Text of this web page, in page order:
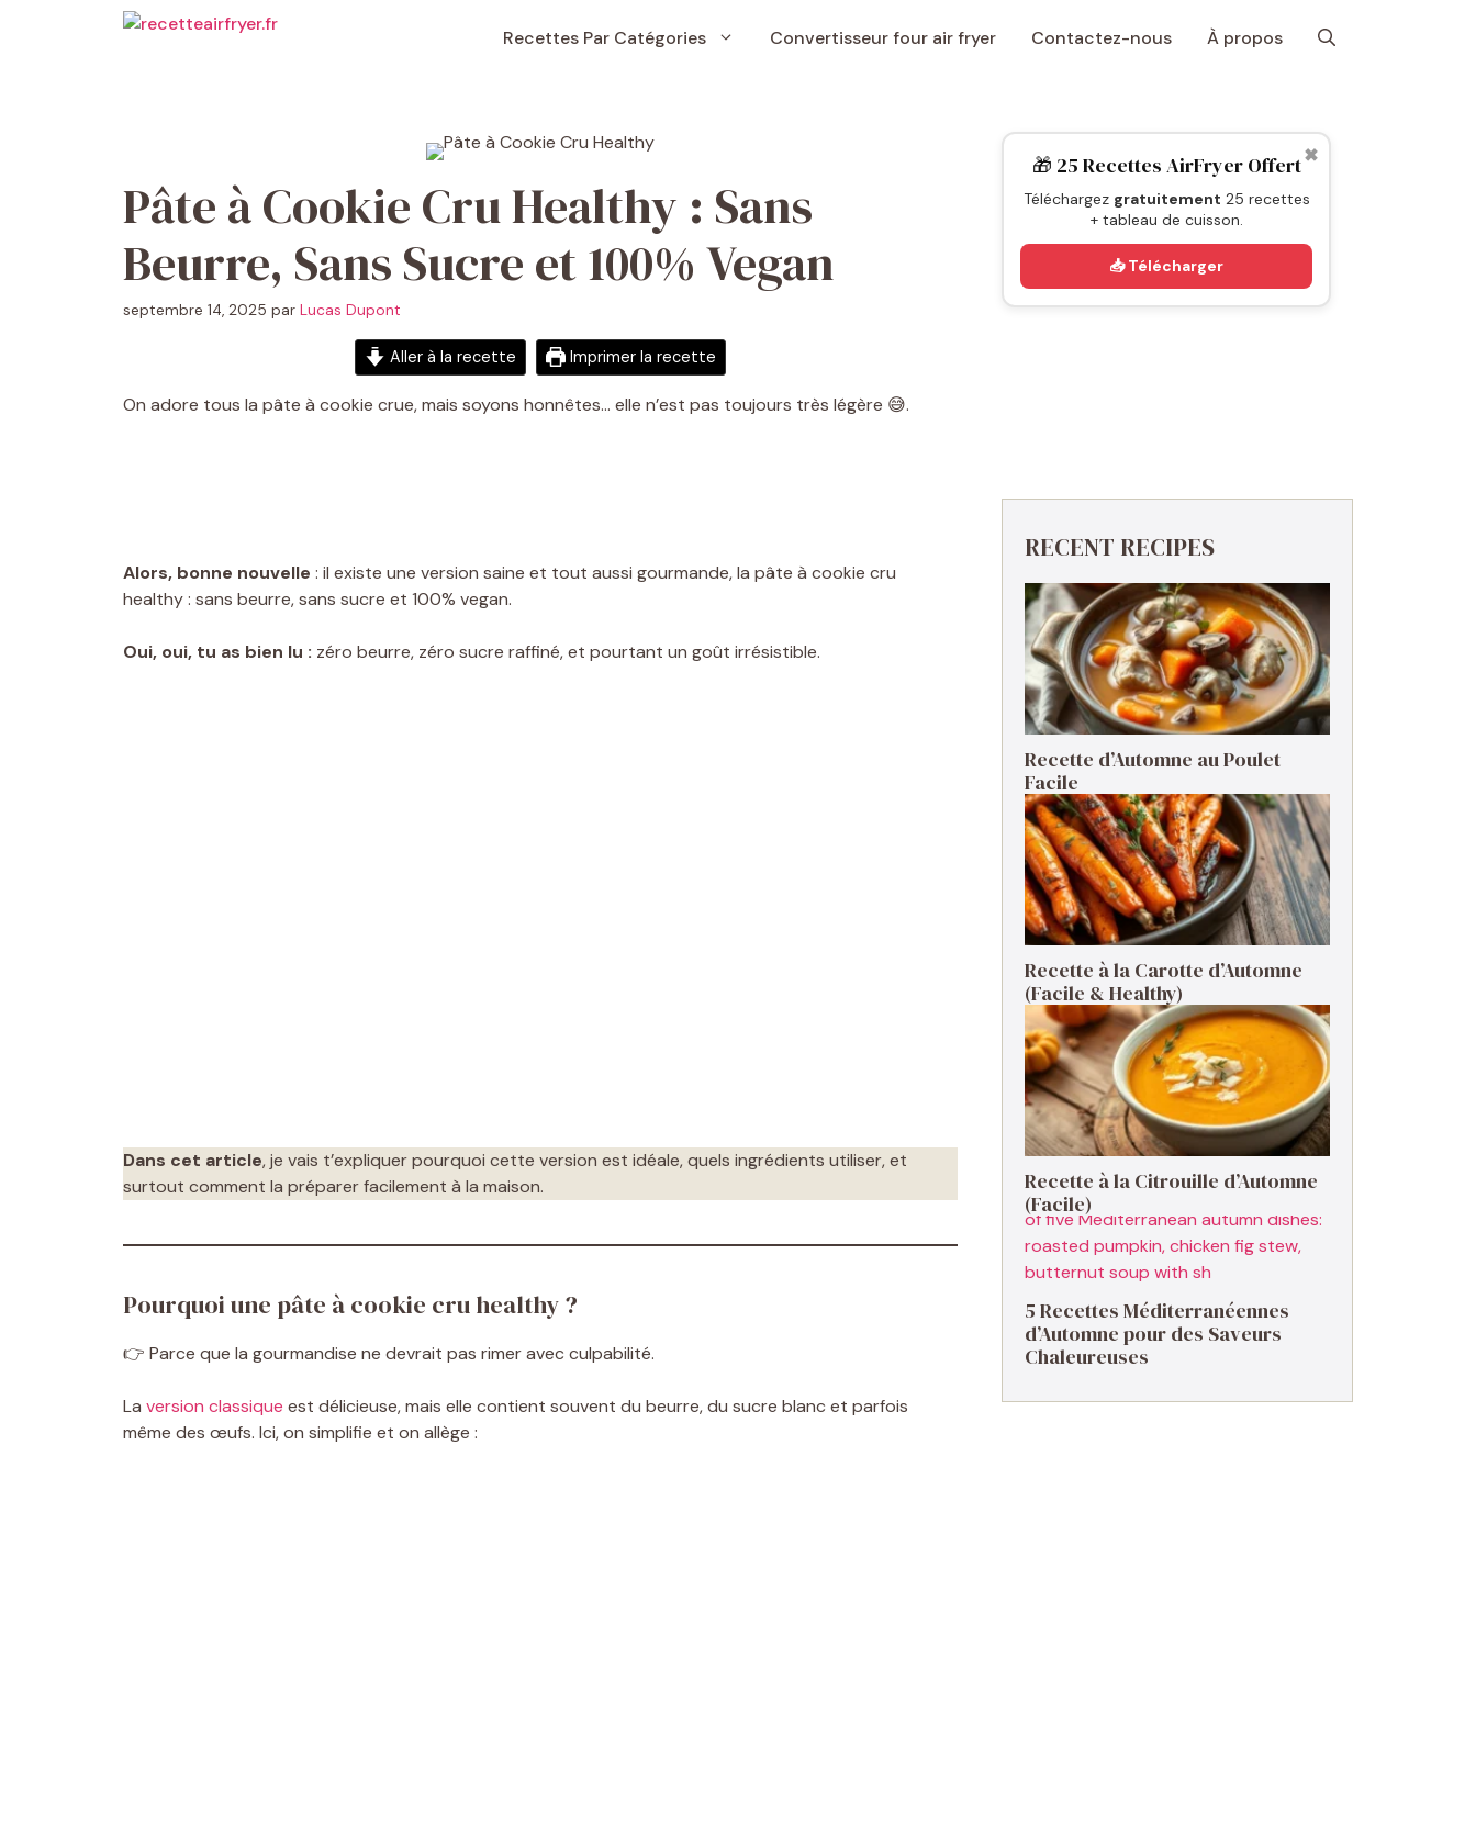
Recettes Par Catégories Convertisseur four air fryer Contactez-nous À propos
Pâte à Cookie Cru Healthy : Sans
Beurre, Sans Sucre et 100% Vegan
septembre 14, 2025 par Lucas Dupont
Aller à la recette Imprimer la recette
On adore tous la pâte à cookie crue, mais soyons honnêtes… elle n’est pas toujours très légère 😅.
Alors, bonne nouvelle : il existe une version saine et tout aussi gourmande, la pâte à cookie cru
healthy : sans beurre, sans sucre et 100% vegan.
Oui, oui, tu as bien lu : zéro beurre, zéro sucre raffiné, et pourtant un goût irrésistible.
Dans cet article, je vais t’expliquer pourquoi cette version est idéale, quels ingrédients utiliser, et
surtout comment la préparer facilement à la maison.
Pourquoi une pâte à cookie cru healthy ?
👉 Parce que la gourmandise ne devrait pas rimer avec culpabilité.
La version classique est délicieuse, mais elle contient souvent du beurre, du sucre blanc et parfois
même des œufs. Ici, on simplifie et on allège :
✖
🎁 25 Recettes AirFryer Offert
Téléchargez gratuitement 25 recettes
+ tableau de cuisson.
📥 Télécharger
RECENT RECIPES
Recette d’Automne au Poulet
Facile
Recette à la Carotte d’Automne
(Facile & Healthy)
Recette à la Citrouille d’Automne
(Facile)
5 Recettes Méditerranéennes
d’Automne pour des Saveurs
Chaleureuses